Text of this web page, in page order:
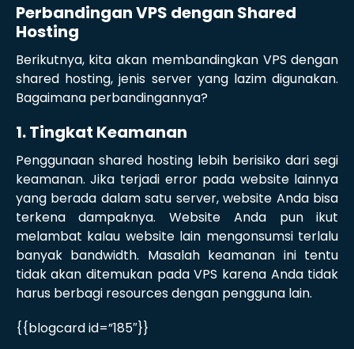
Perbandingan VPS dengan Shared
Hosting
Berikutnya, kita akan membandingkan VPS dengan
shared hosting, jenis server yang lazim digunakan.
Bagaimana perbandingannya?
1. Tingkat Keamanan
Penggunaan shared hosting lebih berisiko dari segi
keamanan. Jika terjadi error pada website lainnya
yang berada dalam satu server, website Anda bisa
terkena dampaknya. Website Anda pun ikut
melambat kalau website lain mengonsumsi terlalu
banyak bandwidth. Masalah keamanan ini tentu
tidak akan ditemukan pada VPS karena Anda tidak
harus berbagi resources dengan pengguna lain.
{{blogcard id=”185″}}